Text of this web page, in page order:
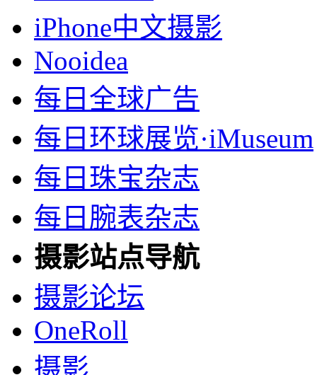
iPhone中文摄影
Nooidea
每日全球广告
每日环球展览·iMuseum
每日珠宝杂志
每日腕表杂志
摄影站点导航
摄影论坛
OneRoll
摄影